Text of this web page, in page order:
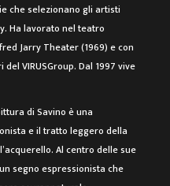
che selezionano gli artisti
Ha lavorato nel teatro
Jarry Theater (1969) e con
VIRUSGroup. Dal 1997 vive
di Savino è una
e il tratto leggero della
Al centro delle sue
segno espressionista che